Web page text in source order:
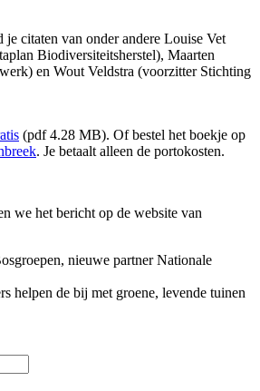
citaten van onder andere Louise Vet
Biodiversiteitsherstel), Maarten
en Wout Veldstra (voorzitter Stichting
(pdf 4.28 MB). Of bestel het boekje op
. Je betaalt alleen de portokosten.
we het bericht op de website van
nieuwe partner Nationale
helpen de bij met groene, levende tuinen